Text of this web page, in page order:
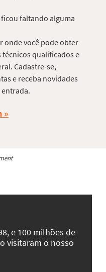
faltando alguma
onde você pode obter
técnicos qualificados e
Cadastre-se,
e receba novidades
entrada.
e 100 milhões de
visitaram o nosso